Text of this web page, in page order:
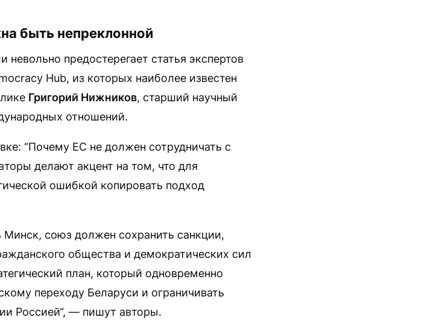
быть непреклонной
предостерегает статья экспертов
Hub, из которых наиболее известен
Григорий Нижников, старший научный
отношений.
“Почему ЕС не должен сотрудничать с
делают акцент на том, что для
ошибкой копировать подход
Минск, союз должен сохранить санкции,
общества и демократических сил
план, который одновременно
переходу Беларуси и ограничивать
Россией“, — пишут авторы.